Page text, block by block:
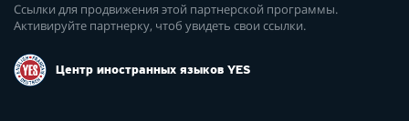
Ссылки для продвижения этой партнерской программы.
Активируйте партнерку, чтоб увидеть свои ссылки.
Центр иностранных языков YES